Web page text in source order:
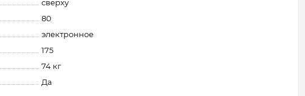
сверху
80
электронное
175
74 кг
Да